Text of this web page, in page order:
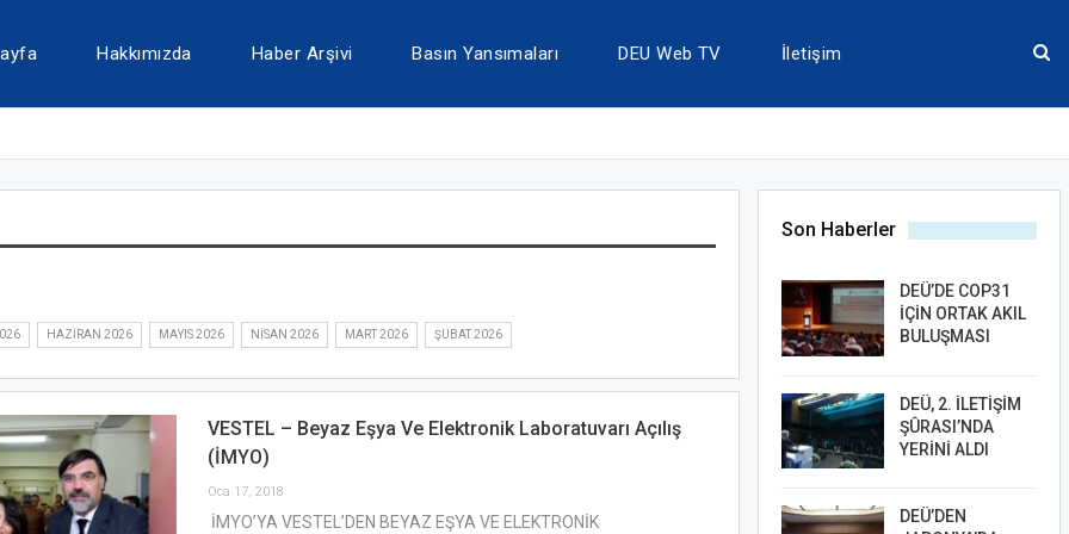
Hakkımızda Haber Arşivi Basın Yansımaları DEU Web TV İletişim
HAZIRAN 2026 MAYIS 2026 NISAN 2026 MART 2026 ŞUBAT 2026
VESTEL – Beyaz Eşya Ve Elektronik Laboratuvarı Açılış
(İMYO)
Oca 17, 2018
İMYO’YA VESTEL’DEN BEYAZ EŞYA VE ELEKTRONİK
Son Haberler
DEÜ’DE COP31
İÇİN ORTAK AKIL
BULUŞMASI
DEÜ, 2. İLETİŞİM
ŞÛRASI’NDA
YERİNİ ALDI
DEÜ’DEN